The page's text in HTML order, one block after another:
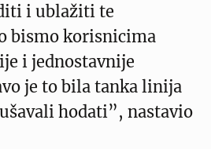
i ublažiti te
bismo korisnicima
i jednostavnije
je to bila tanka linija
hodati”, nastavio